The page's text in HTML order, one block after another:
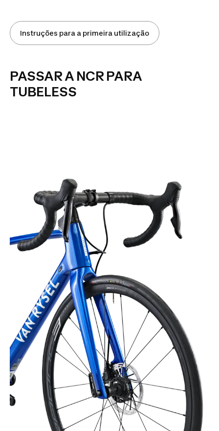
Instruções para a primeira utilização
PASSAR A NCR PARA
TUBELESS